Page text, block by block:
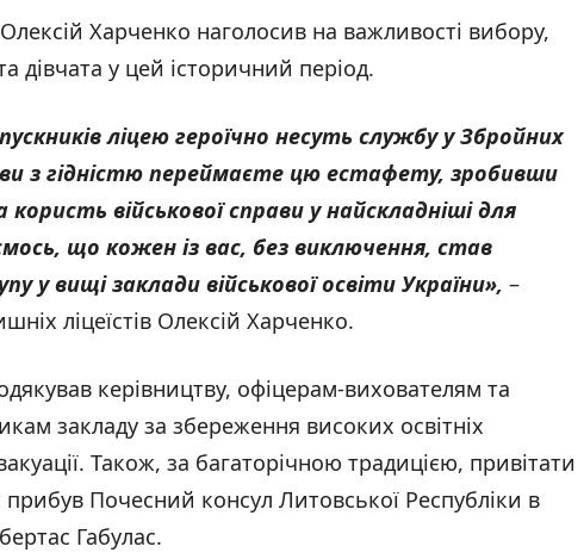
Харченко наголосив на важливості вибору,
дівчата у цей історичний період.
ліцею героїчно несуть службу у Збройних
ви з гідністю переймаєте цю естафету, зробивши
користь військової справи у найскладніші для
що кожен із вас, без виключення, став
у вищі заклади військової освіти України», –
ліцеїстів Олексій Харченко.
керівництву, офіцерам-вихователям та
закладу за збереження високих освітніх
Також, за багаторічною традицією, привітати
прибув Почесний консул Литовської Республіки в
Габулас.